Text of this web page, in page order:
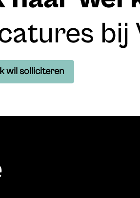
bij
wil solliciteren